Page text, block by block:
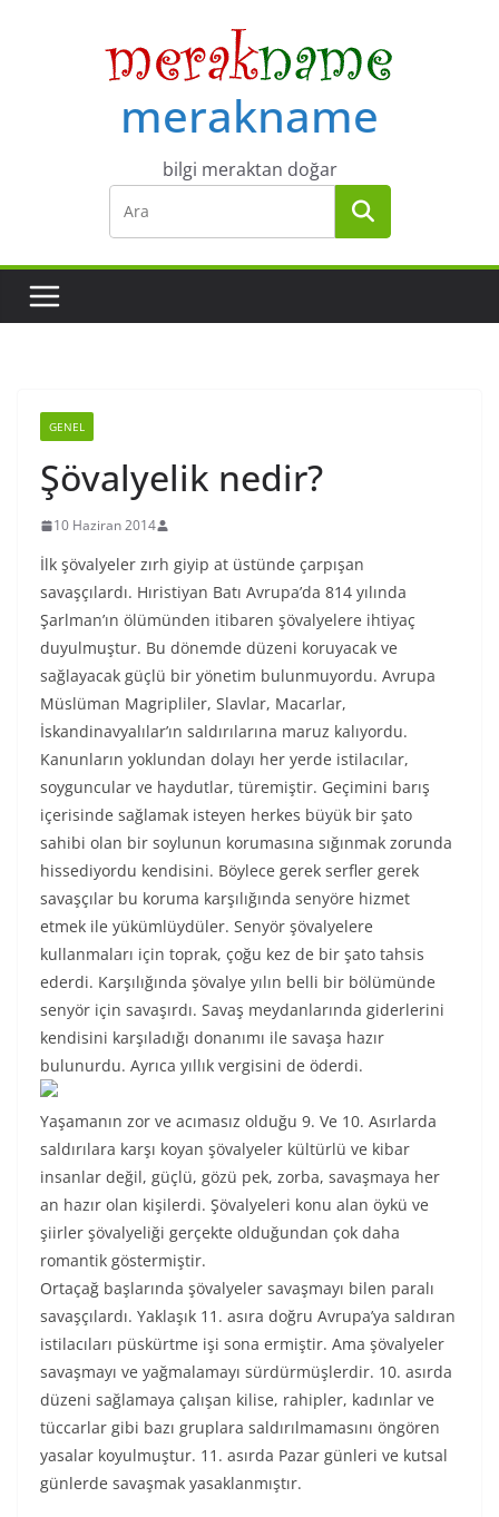
merakname
bilgi meraktan doğar
GENEL
Şövalyelik nedir?
10 Haziran 2014
İlk şövalyeler zırh giyip at üstünde çarpışan
savaşçılardı. Hıristiyan Batı Avrupa’da 814 yılında
Şarlman’ın ölümünden itibaren şövalyelere ihtiyaç
duyulmuştur. Bu dönemde düzeni koruyacak ve
sağlayacak güçlü bir yönetim bulunmuyordu. Avrupa
Müslüman Magripliler, Slavlar, Macarlar,
İskandinavyalılar’ın saldırılarına maruz kalıyordu.
Kanunların yoklundan dolayı her yerde istilacılar,
soyguncular ve haydutlar, türemiştir. Geçimini barış
içerisinde sağlamak isteyen herkes büyük bir şato
sahibi olan bir soylunun korumasına sığınmak zorunda
hissediyordu kendisini. Böylece gerek serfler gerek
savaşçılar bu koruma karşılığında senyöre hizmet
etmek ile yükümlüydüler. Senyör şövalyelere
kullanmaları için toprak, çoğu kez de bir şato tahsis
ederdi. Karşılığında şövalye yılın belli bir bölümünde
senyör için savaşırdı. Savaş meydanlarında giderlerini
kendisini karşıladığı donanımı ile savaşa hazır
bulunurdu. Ayrıca yıllık vergisini de öderdi.
Yaşamanın zor ve acımasız olduğu 9. Ve 10. Asırlarda
saldırılara karşı koyan şövalyeler kültürlü ve kibar
insanlar değil, güçlü, gözü pek, zorba, savaşmaya her
an hazır olan kişilerdi. Şövalyeleri konu alan öykü ve
şiirler şövalyeliği gerçekte olduğundan çok daha
romantik göstermiştir.
Ortaçağ başlarında şövalyeler savaşmayı bilen paralı
savaşçılardı. Yaklaşık 11. asıra doğru Avrupa’ya saldıran
istilacıları püskürtme işi sona ermiştir. Ama şövalyeler
savaşmayı ve yağmalamayı sürdürmüşlerdir. 10. asırda
düzeni sağlamaya çalışan kilise, rahipler, kadınlar ve
tüccarlar gibi bazı gruplara saldırılmamasını öngören
yasalar koyulmuştur. 11. asırda Pazar günleri ve kutsal
günlerde savaşmak yasaklanmıştır.